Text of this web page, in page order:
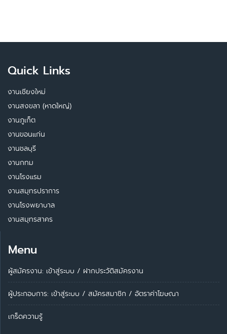
Quick Links
งานเชียงใหม่
งานสงขลา (หาดใหญ่)
งานภูเก็ต
งานขอนแก่น
งานชลบุรี
งานกทม
งานโรงแรม
งานสมุทรปราการ
งานโรงพยาบาล
งานสมุทรสาคร
Menu
ผู้สมัครงาน: เข้าสู่ระบบ / ฝากประวัติสมัครงาน
ผู้ประกอบการ: เข้าสู่ระบบ / สมัครสมาชิก / อัตราค่าโฆษณา
เกร็ดความรู้